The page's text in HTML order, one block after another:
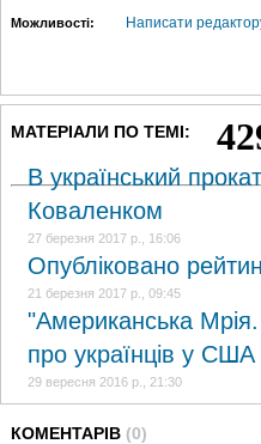
Можливості: Написати
МАТЕРІАЛИ ПО ТЕМІ:
В український
Коваленком
27 березня 2017 р., 16:06
Опубліковано
21 березня 2017 р., 09:45
"Американська
про українців у США
29 вересня 2016 р., 21:30
КОМЕНТАРІВ (0)